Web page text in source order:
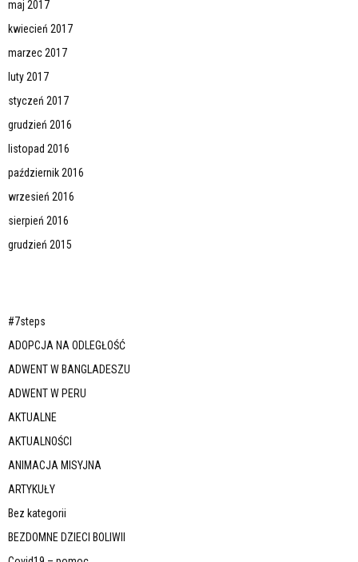
maj 2017
kwiecień 2017
marzec 2017
luty 2017
styczeń 2017
grudzień 2016
listopad 2016
październik 2016
wrzesień 2016
sierpień 2016
grudzień 2015
#7steps
ADOPCJA NA ODLEGŁOŚĆ
ADWENT W BANGLADESZU
ADWENT W PERU
AKTUALNE
AKTUALNOŚCI
ANIMACJA MISYJNA
ARTYKUŁY
Bez kategorii
BEZDOMNE DZIECI BOLIWII